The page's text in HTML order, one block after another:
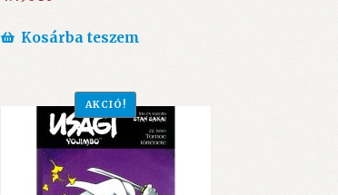
Kosárba teszem
AKCIÓ!